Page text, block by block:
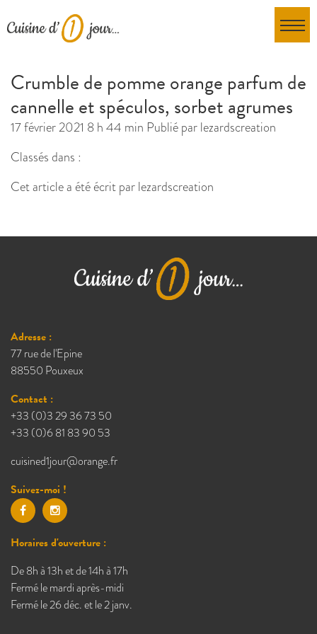
Crumble de pomme orange parfum de
cannelle et spéculos, sorbet agrumes
17 février 2021 8 h 44 min Publié parlezardscreation
Classés dans :
Cet article a été écrit par lezardscreation
Adresse :
77 rue de l'Epine
88550 Pouxeux
Contact :
+33 (0)3 29 36 73 50
+33 (0)6 81 83 90 53
cuisined1jour@orange.fr
Suivez-moi !
Horaires d'ouverture :
De 8h à 13h et de 14h à 17h
Fermé le mardi après-midi
Fermé le 26 déc. et le 2 janv.